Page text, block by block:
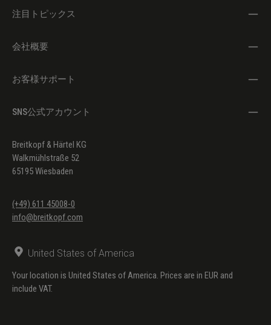
注目トピックス
会社概要
お客様サポート
SNS公式アカウント
Breitkopf & Härtel KG
Walkmühlstraße 52
65195 Wiesbaden
(+49) 611 45008-0
info@breitkopf.com
United States of America
Your location is United States of America. Prices are in EUR and
include VAT.